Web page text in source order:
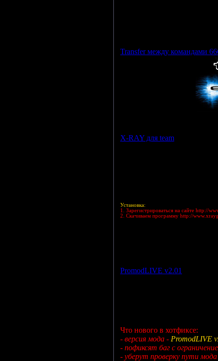
Transfer между командами
X-RAY для team
Установка:
1. Зарегистрироваться на сайте http://
2. Скачиваем программу http://
PromodLIVE v2.01
Что нового в хотфиксе:
- версия мода - PromodLIVE
- пофиксят баг с
- уберут проверку пути